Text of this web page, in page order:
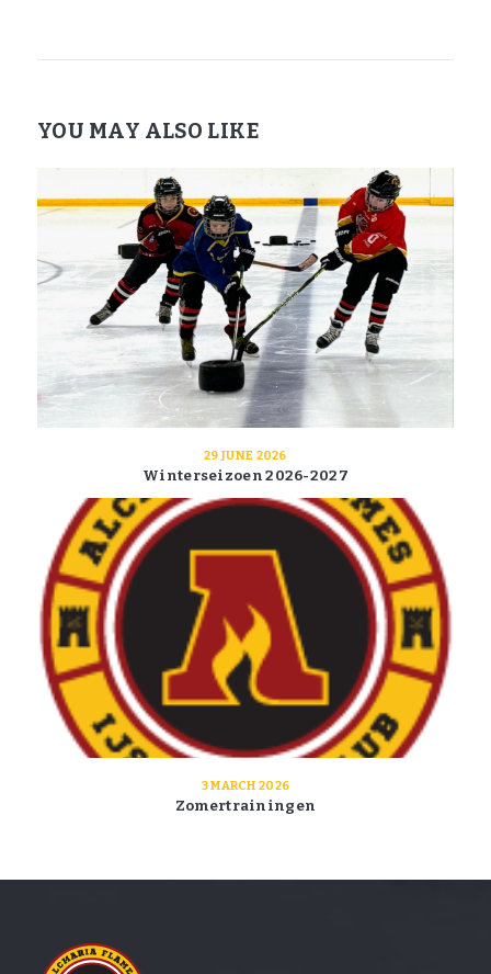
YOU MAY ALSO LIKE
29 JUNE 2026
Winterseizoen 2026-2027
3 MARCH 2026
Zomertrainingen